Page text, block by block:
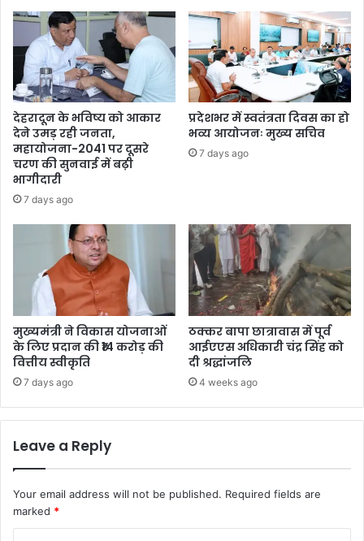
देहरादून के भविष्य को आकार
देने उमड़ रही जनता,
महायोजना-2041 पर दूसरे
चरण की सुनवाई में बढ़ी
भागीदारी
7 days ago
प्रदेशभर में स्वतंत्रता दिवस का हो
भव्य आयोजनः मुख्य सचिव
7 days ago
मुख्यमंत्री ने विकास योजनाओं
के लिए प्रदान की ₹14 करोड़ की
वित्तीय स्वीकृति
7 days ago
ठक्कर बापा छात्रावास में पूर्व
आईएएस अधिकारी चंद्र सिंह को
दी श्रद्धांजलि
4 weeks ago
Leave a Reply
Your email address will not be published. Required fields are
marked *